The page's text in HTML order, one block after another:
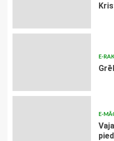
E-
E-